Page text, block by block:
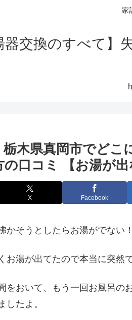
家
器交換のすべて】
木県真岡市でどこ
口コミ 【お湯が出
X Facebook
かそうとしたらお湯がでな
お湯が出てたので本当に突然
をおいて、もう一回お風呂の
したよ。